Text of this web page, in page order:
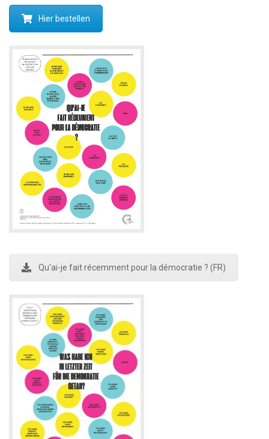
Hier bestellen
Qu'ai-je fait récemment pour la démocratie ? (FR)